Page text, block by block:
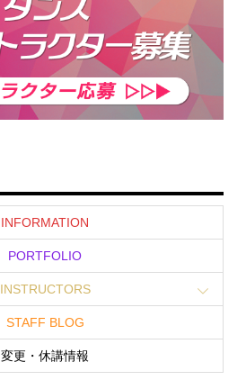
INFORMATION
PORTFOLIO
INSTRUCTORS
STAFF BLOG
変更・休講情報